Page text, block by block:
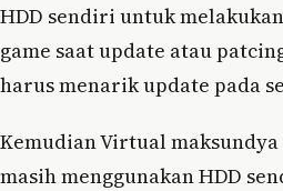
HDD sendiri untuk
game saat update atau
harus menarik update pada
Kemudian Virtual
masih menggunakan HDD